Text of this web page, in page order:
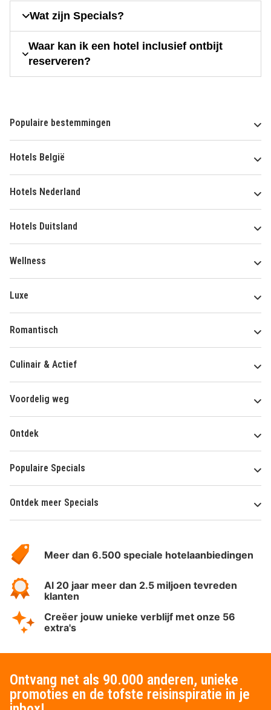
Wat zijn Specials?
Waar kan ik een hotel inclusief ontbijt
reserveren?
Populaire bestemmingen
Hotels België
Hotels Nederland
Hotels Duitsland
Wellness
Luxe
Romantisch
Culinair & Actief
Voordelig weg
Ontdek
Populaire Specials
Ontdek meer Specials
HotelSpecials
Meer dan 6.500 speciale hotelaanbiedingen
Al 20 jaar meer dan 2.5 miljoen tevreden
klanten
Creëer jouw unieke verblijf met onze 56
extra's
Ontvang net als 90.000 anderen, unieke
promoties en de tofste reisinspiratie in je